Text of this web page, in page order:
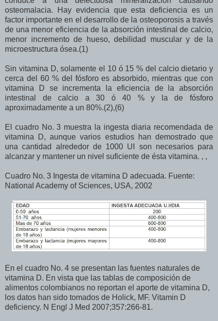
osteomalacia. Hay evidencia que esta deficiencia es un
factor importante en el desarrollo de la osteoporosis a través
de una menor eficiencia de la absorción intestinal de calcio,
menor incremento de hueso, debilidad muscular y de la
microestructura ósea.(1)
Sin vitamina D, solamente el 10 ó 15 % del calcio dietario y
cerca del 60 % del fósforo es absorbido, mientras que con
vitamina D se incrementa la eficiencia de la absorción
intestinal de calcio a 30 ó 40 % y la de fósforo
aproximadamente a un 80%.(2),(6)
El cuadro No. 3 muestra la ingesta diaria recomendada de
vitamina D, aunque varios estudios han demostrado que
una cantidad alrededor de 1000 UI son necesarios para
alcanzar y mantener un nivel suficiente de ésta vitamina. , ,
Cuadro No. 3 Ingesta de vitamina D adecuada. Fuente:
National Academy of Sciences, USA, 2002
En el cuadro No. 4 se presentan las fuentes naturales de
vitamina D. En vista que las tablas de composición de
alimentos colombianos no reportan el aporte de vitamina D,
los datos han sido tomados de Holick, MF. Vitamin D
deficiency. N Engl J Med 2007;357:266-81.